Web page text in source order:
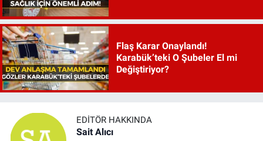
Flaş Karar Onaylandı!
Karabük’teki O Şubeler El mi
Değiştiriyor?
EDITÖR HAKKINDA
Sait Alıcı